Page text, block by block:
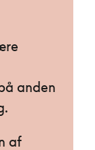
anden
af